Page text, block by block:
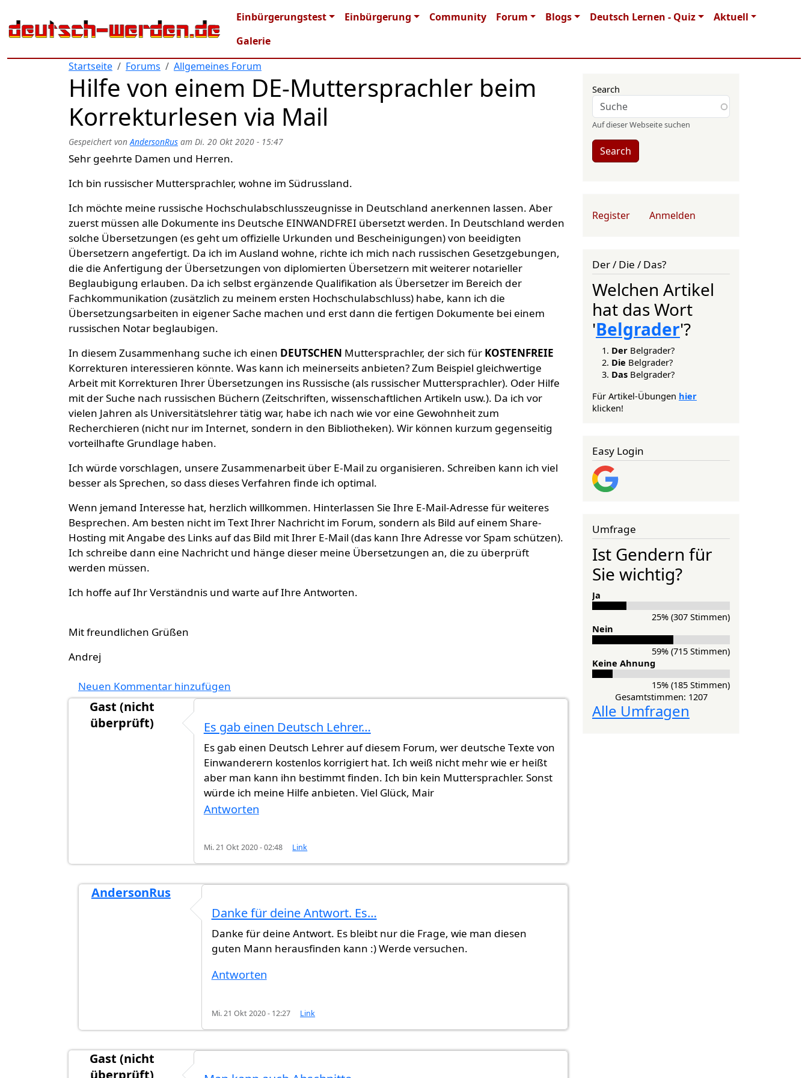
Main navigation
Einbürgerungstest Einbürgerung Community Forum Blogs Deutsch Lernen - Quiz
Aktuell
Galerie
Startseite
Forums Allgemeines Forum
Hilfe von einem DE-Muttersprachler beim
Korrekturlesen via Mail
Gespeichert vonAndersonRus am Di. 20 Okt 2020 - 15:47
Sehr geehrte Damen und Herren.
Ich bin russischer Muttersprachler, wohne im Südrussland.
Ich möchte meine russische Hochschulabschlusszeugnisse in Deutschland anerkennen lassen. Aber
zuerst müssen alle Dokumente ins Deutsche EINWANDFREI übersetzt werden. In Deutschland werden
solche Übersetzungen (es geht um offizielle Urkunden und Bescheinigungen) von beeidigten
Übersetzern angefertigt. Da ich im Ausland wohne, richte ich mich nach russischen Gesetzgebungen,
die die Anfertigung der Übersetzungen von diplomierten Übersetzern mit weiterer notarieller
Beglaubigung erlauben. Da ich selbst ergänzende Qualifikation als Übersetzer im Bereich der
Fachkommunikation (zusätzlich zu meinem ersten Hochschulabschluss) habe, kann ich die
Übersetzungsarbeiten in eigener Sache machen und erst dann die fertigen Dokumente bei einem
russischen Notar beglaubigen.
In diesem Zusammenhang suche ich einen DEUTSCHEN Muttersprachler, der sich für KOSTENFREIE
Korrekturen interessieren könnte. Was kann ich meinerseits anbieten? Zum Beispiel gleichwertige
Arbeit mit Korrekturen Ihrer Übersetzungen ins Russische (als russischer Muttersprachler). Oder Hilfe
mit der Suche nach russischen Büchern (Zeitschriften, wissenschaftlichen Artikeln usw.). Da ich vor
vielen Jahren als Universitätslehrer tätig war, habe ich nach wie vor eine Gewohnheit zum
Recherchieren (nicht nur im Internet, sondern in den Bibliotheken). Wir können kurzum gegenseitig
vorteilhafte Grundlage haben.
Ich würde vorschlagen, unsere Zusammenarbeit über E-Mail zu organisieren. Schreiben kann ich viel
besser als Sprechen, so dass dieses Verfahren finde ich optimal.
Wenn jemand Interesse hat, herzlich willkommen. Hinterlassen Sie Ihre E-Mail-Adresse für weiteres
Besprechen. Am besten nicht im Text Ihrer Nachricht im Forum, sondern als Bild auf einem Share-
Hosting mit Angabe des Links auf das Bild mit Ihrer E-Mail (das kann Ihre Adresse vor Spam schützen).
Ich schreibe dann eine Nachricht und hänge dieser meine Übersetzungen an, die zu überprüft
werden müssen.
Ich hoffe auf Ihr Verständnis und warte auf Ihre Antworten.
Mit freundlichen Grüßen
Andrej
Neuen Kommentar hinzufügen
Gast (nicht
überprüft)
Es gab einen Deutsch Lehrer…
Es gab einen Deutsch Lehrer auf diesem Forum, wer deutsche Texte von
Einwanderern kostenlos korrigiert hat. Ich weiß nicht mehr wie er heißt
aber man kann ihn bestimmt finden. Ich bin kein Muttersprachler. Sonst
würde ich meine Hilfe anbieten. Viel Glück, Mair
Antworten
Mi. 21 Okt 2020 - 02:48 Link
AndersonRus
Es gab einen Deutsch Lehrer…vonGast (nicht überprüft)
Danke für deine Antwort. Es…
Danke für deine Antwort. Es bleibt nur die Frage, wie man diesen
guten Mann herausfinden kann :) Werde versuchen.
Antworten
Mi. 21 Okt 2020 - 12:27 Link
Gast (nicht
überprüft)
Search
Auf dieser Webseite suchen
Search
User account menu
Register Anmelden
Der / Die / Das?
Welchen Artikel
hat das Wort
'Belgrader'?
Der Belgrader?
Die Belgrader?
Das Belgrader?
Für Artikel-Übungen hier
klicken!
Easy Login
Umfrage
Ist Gendern für
Sie wichtig?
Ja
25% (307 Stimmen)
Nein
59% (715 Stimmen)
Keine Ahnung
15% (185 Stimmen)
Gesamtstimmen: 1207
Alle Umfragen